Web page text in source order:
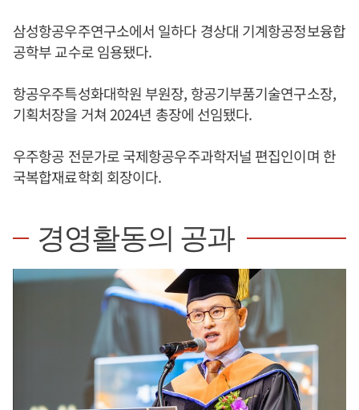
삼성항공우주연구소에서 일하다 경상대 기계항공정보융합
공학부 교수로 임용됐다.
항공우주특성화대학원 부원장, 항공기부품기술연구소장,
기획처장을 거쳐 2024년 총장에 선임됐다.
우주항공 전문가로 국제항공우주과학저널 편집인이며 한
국복합재료학회 회장이다.
경영활동의 공과